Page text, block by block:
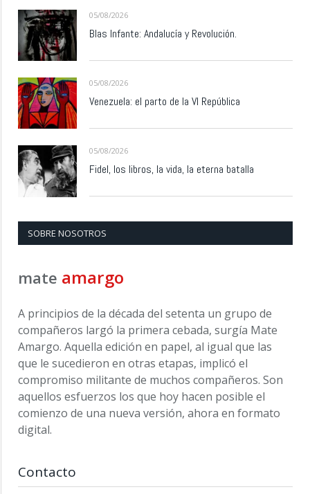
05/08/2026
Blas Infante: Andalucía y Revolución.
05/08/2026
Venezuela: el parto de la VI República
05/08/2026
Fidel, los libros, la vida, la eterna batalla
SOBRE NOSOTROS
mate amargo
A principios de la década del setenta un grupo de
compañeros largó la primera cebada, surgía Mate
Amargo. Aquella edición en papel, al igual que las
que le sucedieron en otras etapas, implicó el
compromiso militante de muchos compañeros. Son
aquellos esfuerzos los que hoy hacen posible el
comienzo de una nueva versión, ahora en formato
digital.
Contacto